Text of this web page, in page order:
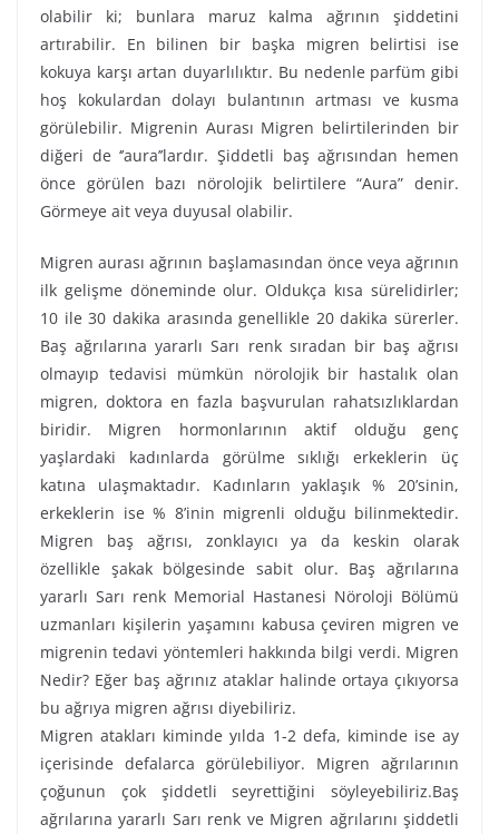
olabilir ki; bunlara maruz kalma ağrının şiddetini
artırabilir. En bilinen bir başka migren belirtisi ise
kokuya karşı artan duyarlılıktır. Bu nedenle parfüm gibi
hoş kokulardan dolayı bulantının artması ve kusma
görülebilir. Migrenin Aurası Migren belirtilerinden bir
diğeri de ‘’aura’’lardır. Şiddetli baş ağrısından hemen
önce görülen bazı nörolojik belirtilere “Aura” denir.
Görmeye ait veya duyusal olabilir.
Migren aurası ağrının başlamasından önce veya ağrının
ilk gelişme döneminde olur. Oldukça kısa sürelidirler;
10 ile 30 dakika arasında genellikle 20 dakika sürerler.
Baş ağrılarına yararlı Sarı renk sıradan bir baş ağrısı
olmayıp tedavisi mümkün nörolojik bir hastalık olan
migren, doktora en fazla başvurulan rahatsızlıklardan
biridir. Migren hormonlarının aktif olduğu genç
yaşlardaki kadınlarda görülme sıklığı erkeklerin üç
katına ulaşmaktadır. Kadınların yaklaşık % 20’sinin,
erkeklerin ise % 8’inin migrenli olduğu bilinmektedir.
Migren baş ağrısı, zonklayıcı ya da keskin olarak
özellikle şakak bölgesinde sabit olur. Baş ağrılarına
yararlı Sarı renk Memorial Hastanesi Nöroloji Bölümü
uzmanları kişilerin yaşamını kabusa çeviren migren ve
migrenin tedavi yöntemleri hakkında bilgi verdi. Migren
Nedir? Eğer baş ağrınız ataklar halinde ortaya çıkıyorsa
bu ağrıya migren ağrısı diyebiliriz.
Migren atakları kiminde yılda 1-2 defa, kiminde ise ay
içerisinde defalarca görülebiliyor. Migren ağrılarının
çoğunun çok şiddetli seyrettiğini söyleyebiliriz.Baş
ağrılarına yararlı Sarı renk ve Migren ağrılarını şiddetli